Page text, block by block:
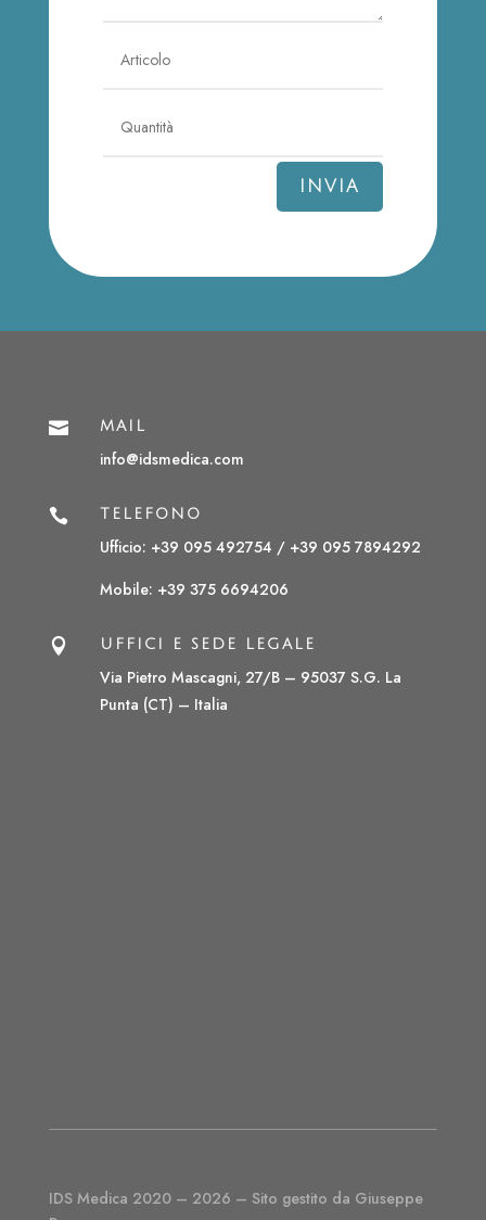
INVIA
 MAIL
info@idsmedica.com
 TELEFONO
Ufficio: +39 095 492754 / +39 095 7894292
Mobile: +39 375 6694206
 UFFICI E SEDE LEGALE
Via Pietro Mascagni, 27/B – 95037 S.G. La
Punta (CT) – Italia
IDS Medica 2020 – 2026 – Sito gestito da Giuseppe